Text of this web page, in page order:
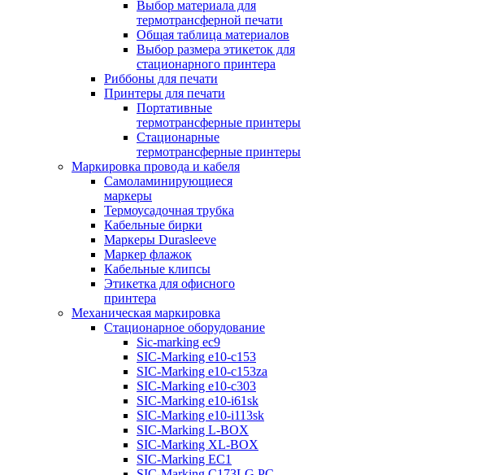
Выбор материала для
термотрансферной печати
Общая таблица материалов
Выбор размера этикеток для
стационарного принтера
Риббоны для печати
Принтеры для печати
Портативные
термотрансферные принтеры
Стационарные
термотрансферные принтеры
Маркировка провода и кабеля
Самоламинирующиеся
маркеры
Термоусадочная трубка
Кабельные бирки
Маркеры Durasleeve
Маркер флажок
Кабельные клипсы
Этикетка для офисного
принтера
Механическая маркировка
Стационарное оборудование
Sic-marking ec9
SIC-Marking e10-c153
SIC-Marking e10-c153za
SIC-Marking e10-c303
SIC-Marking e10-i61sk
SIC-Marking e10-i113sk
SIC-Marking L-BOX
SIC-Marking XL-BOX
SIC-Marking EC1